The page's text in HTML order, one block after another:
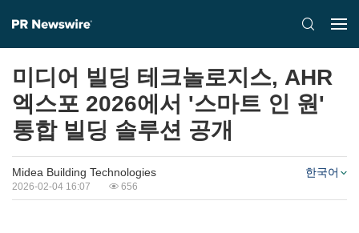
미디어 빌딩 테크놀로지스, AHR
엑스포 2026에서 '스마트 인 원'
통합 빌딩 솔루션 공개
Midea Building Technologies
2026-02-04 16:07 656
한국어